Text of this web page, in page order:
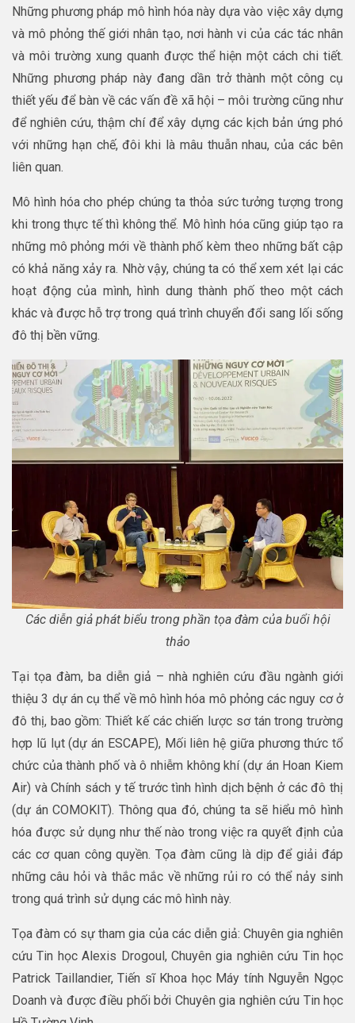
Những phương pháp mô hình hóa này dựa vào việc xây dựng
và mô phỏng thế giới nhân tạo, nơi hành vi của các tác nhân
và môi trường xung quanh được thể hiện một cách chi tiết.
Những phương pháp này đang dần trở thành một công cụ
thiết yếu để bàn về các vấn đề xã hội – môi trường cũng như
để nghiên cứu, thậm chí để xây dựng các kịch bản ứng phó
với những hạn chế, đôi khi là mâu thuẫn nhau, của các bên
liên quan.
Mô hình hóa cho phép chúng ta thỏa sức tưởng tượng trong
khi trong thực tế thì không thể. Mô hình hóa cũng giúp tạo ra
những mô phỏng mới về thành phố kèm theo những bất cập
có khả năng xảy ra. Nhờ vậy, chúng ta có thể xem xét lại các
hoạt động của mình, hình dung thành phố theo một cách
khác và được hỗ trợ trong quá trình chuyển đổi sang lối sống
đô thị bền vững.
Các diễn giả phát biểu trong phần tọa đàm của buổi hội
thảo
Tại tọa đàm, ba diễn giả – nhà nghiên cứu đầu ngành giới
thiệu 3 dự án cụ thể về mô hình hóa mô phỏng các nguy cơ ở
đô thị, bao gồm: Thiết kế các chiến lược sơ tán trong trường
hợp lũ lụt (dự án ESCAPE), Mối liên hệ giữa phương thức tổ
chức của thành phố và ô nhiễm không khí (dự án Hoan Kiem
Air) và Chính sách y tế trước tình hình dịch bệnh ở các đô thị
(dự án COMOKIT). Thông qua đó, chúng ta sẽ hiểu mô hình
hóa được sử dụng như thế nào trong việc ra quyết định của
các cơ quan công quyền. Tọa đàm cũng là dịp để giải đáp
những câu hỏi và thắc mắc về những rủi ro có thể nảy sinh
trong quá trình sử dụng các mô hình này.
Tọa đàm có sự tham gia của các diễn giả: Chuyên gia nghiên
cứu Tin học Alexis Drogoul, Chuyên gia nghiên cứu Tin học
Patrick Taillandier, Tiến sĩ Khoa học Máy tính Nguyễn Ngọc
Doanh và được điều phối bởi Chuyên gia nghiên cứu Tin học